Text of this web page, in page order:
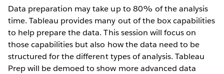
Data preparation may take up to 80% of the analysis
time. Tableau provides many out of the box capabilities
to help prepare the data. This session will focus on
those capabilities but also how the data need to be
structured for the different types of analysis. Tableau
Prep will be demoed to show more advanced data